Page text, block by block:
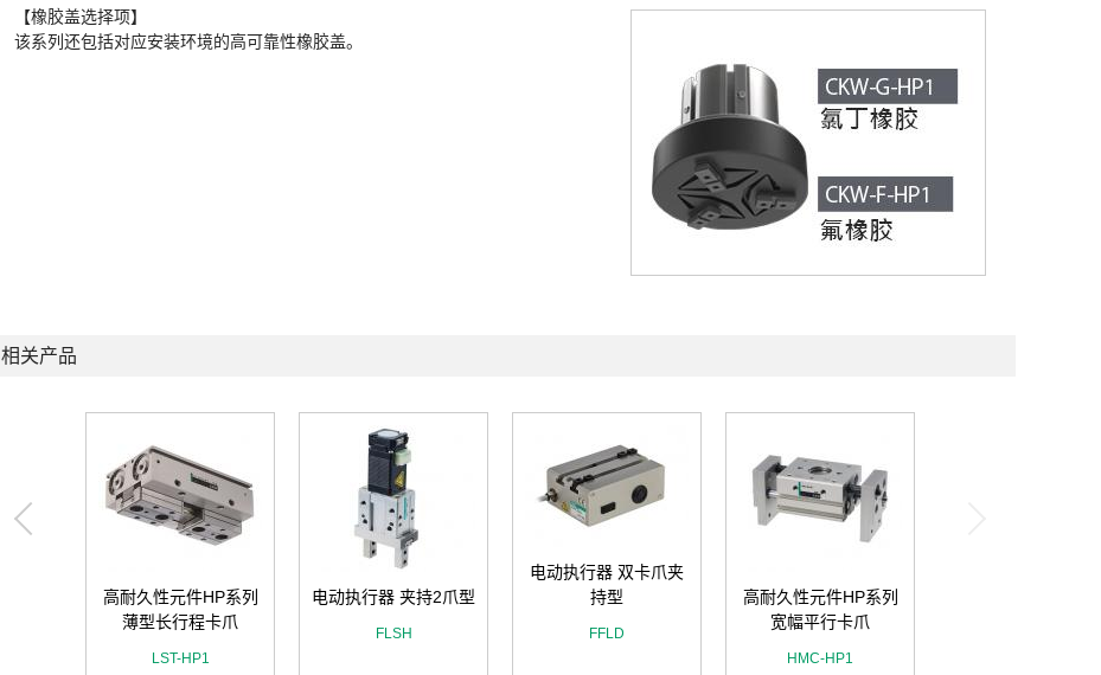
【橡胶盖选择项】
该系列还包括对应安装环境的高可靠性橡胶盖。
相关产品
高耐久性元件HP系列
薄型长行程卡爪
LST-HP1
电动执行器 夹持2爪型
FLSH
电动执行器 双卡爪夹
持型
FFLD
高耐久性元件HP系列
宽幅平行卡爪
HMC-HP1